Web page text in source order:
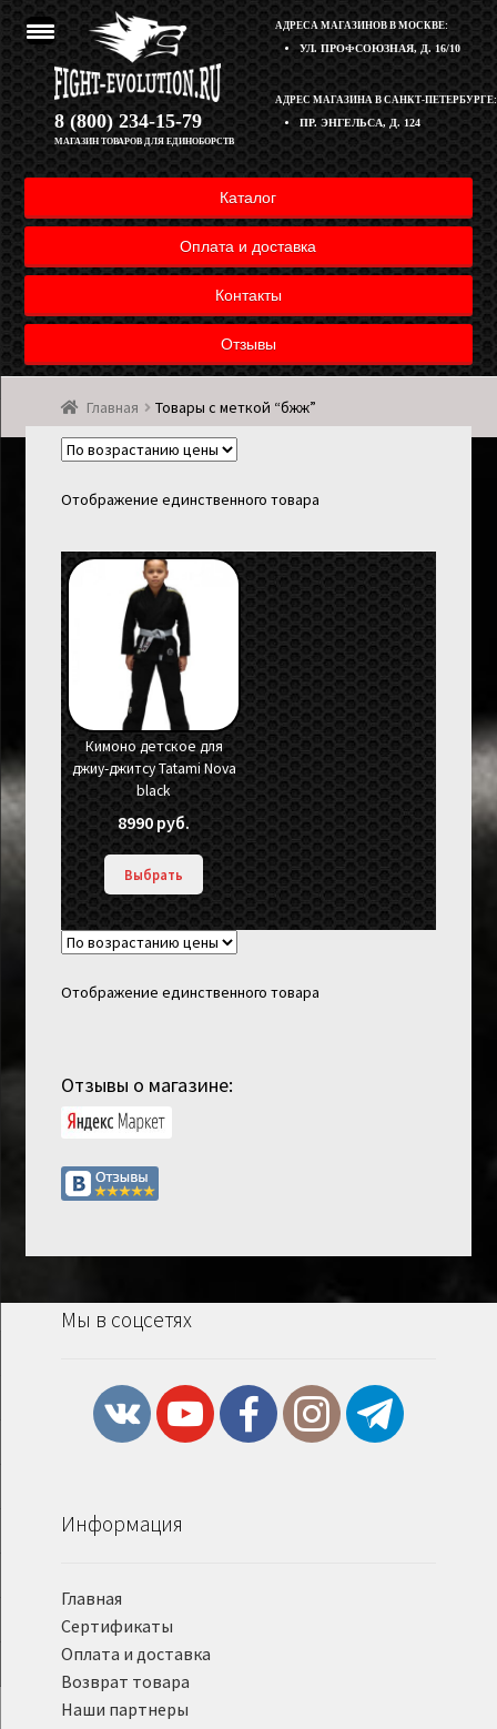
АДРЕСА МАГАЗИНОВ В МОСКВЕ:
УЛ. ПРОФСОЮЗНАЯ, Д. 16/10
АДРЕС МАГАЗИНА В САНКТ-ПЕТЕРБУРГЕ:
ПР. ЭНГЕЛЬСА, Д. 124
8 (800) 234-15-79
МАГАЗИН ТОВАРОВ ДЛЯ ЕДИНОБОРСТВ
Каталог
Оплата и доставка
Контакты
Отзывы
Перейти
к
навигации
Перейти
к
содержимому
Корзина
Полезная информация
Оплата и доставка товара
Мой аккаунт
Главная Товары с меткой “бжж”
Отображение единственного товара
Кимоно детское для
джиу-джитсу Tatami Nova
black
8990 руб.
Выбрать
Отображение единственного товара
Отзывы о магазине:
Мы в соцсетях
Информация
Главная
Сертификаты
Оплата и доставка
Возврат товара
Наши партнеры